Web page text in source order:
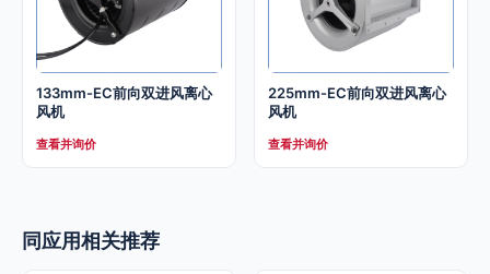
133mm-EC前向双进风离心
风机
查看并询价
225mm-EC前向双进风离心
风机
查看并询价
同应用相关推荐